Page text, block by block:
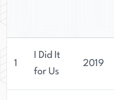
1
I Did It
for Us
2019